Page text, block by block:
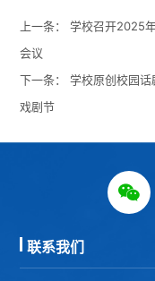
上一条：学校召开2025
会议
下一条：学校原创校园
戏剧节
联系我们